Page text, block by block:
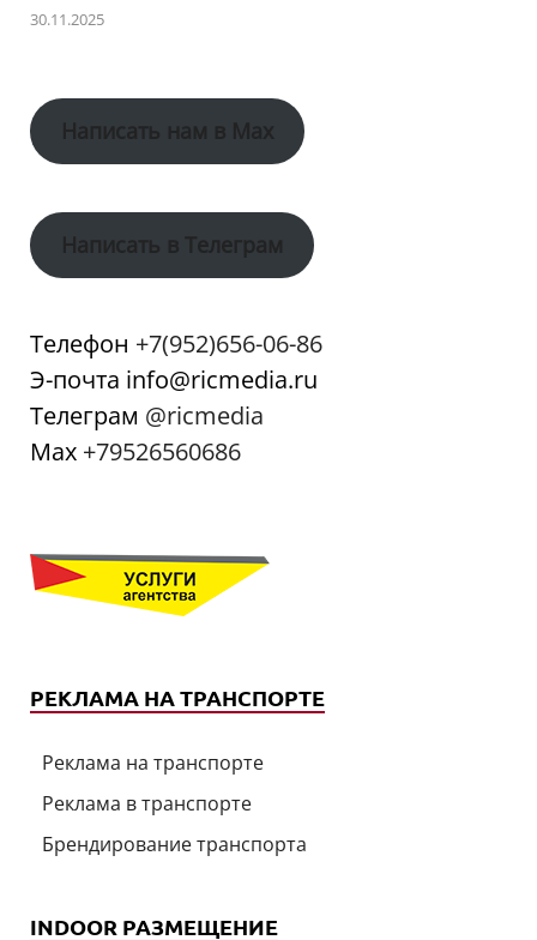
30.11.2025
Написать нам в Max
Написать в Телеграм
Телефон +7(952)656-06-86
Э-почта info@ricmedia.ru
Телеграм @ricmedia
Мах +79526560686
РЕКЛАМА НА ТРАНСПОРТЕ
Реклама на транспорте
Реклама в транспорте
Брендирование транспорта
INDOOR РАЗМЕЩЕНИЕ